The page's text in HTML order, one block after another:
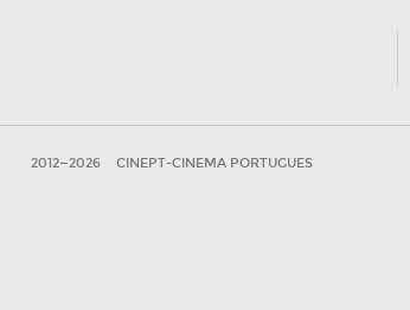
2012—2026 CINEPT-CINEMA PORTUGUES